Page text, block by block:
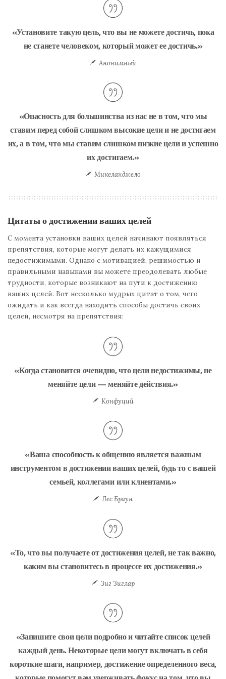
«Установите такую цель, что вы не можете достичь, пока
не станете человеком, который может ее достичь.»
Анонимный
«Опасность для большинства из нас не в том, что мы
ставим перед собой слишком высокие цели и не достигаем
их, а в том, что мы ставим слишком низкие цели и успешно
их достигаем.»
Микеланджело
Цитаты о достижении ваших целей
С момента установки ваших целей начинают появляться
препятствия, которые могут делать их кажущимися
недостижимыми. Однако с мотивацией, решимостью и
правильными навыками вы можете преодолевать любые
трудности, которые возникают на пути к достижению
ваших целей. Вот несколько мудрых цитат о том, чего
ожидать и как всегда находить способы достичь своих
целей, несмотря на препятствия:
«Когда становится очевидно, что цели недостижимы, не
меняйте цели — меняйте действия.»
Конфуций
«Ваша способность к общению является важным
инструментом в достижении ваших целей, будь то с вашей
семьей, коллегами или клиентами.»
Лес Браун
«То, что вы получаете от достижения целей, не так важно,
каким вы становитесь в процессе их достижения.»
Зиг Зиглар
«Запишите свои цели подробно и читайте список целей
каждый день. Некоторые цели могут включать в себя
короткие шаги, например, достижение определенного веса,